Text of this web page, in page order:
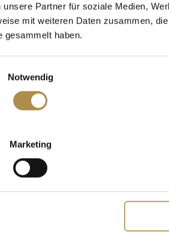
unsere Partner für soziale Medien,
mit weiteren Daten zusammen,
gesammelt haben.
Notwendig
Marketing